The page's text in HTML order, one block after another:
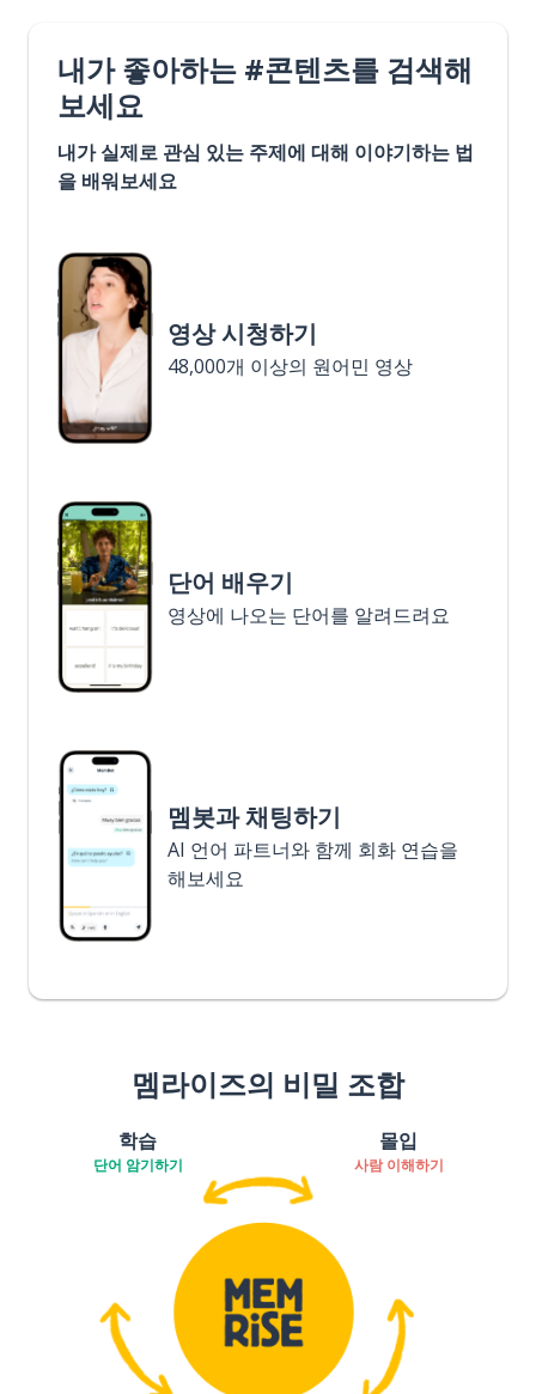
내가 좋아하는 #콘텐츠를 검색해
보세요
내가 실제로 관심 있는 주제에 대해 이야기하는 법
을 배워보세요
영상 시청하기
48,000개 이상의 원어민 영상
단어 배우기
영상에 나오는 단어를 알려드려요
멤봇과 채팅하기
AI 언어 파트너와 함께 회화 연습을
해보세요
멤라이즈의 비밀 조합
학습
단어 암기하기
몰입
사람 이해하기